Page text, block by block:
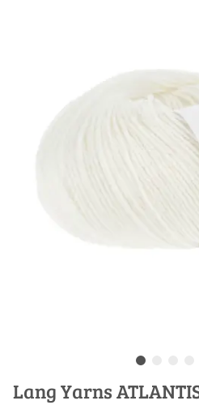
Lang Yarns